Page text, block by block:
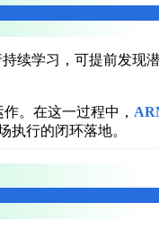
续学习，可提前发现
。在这一过程中，
行的闭环落地。